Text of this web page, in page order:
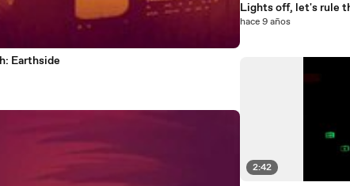
Earthside
Lights off, let's rule
hace 9 años
2:42